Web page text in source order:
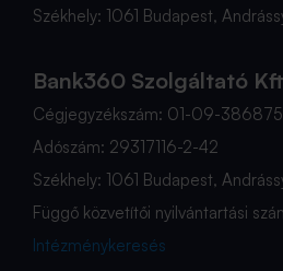
Székhely: 1061 Budapest,
Bank360 Szolgáltató
Cégjegyzékszám: 01-09-386875
Adószám: 29317116-2-42
Székhely: 1061 Budapest,
Függő közvetítői nyilvántartási
Intézménykeresés